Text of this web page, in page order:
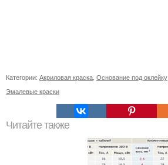
Категории: Акриловая краска Основание под оклейку
Эмалевые краски
Читайте также